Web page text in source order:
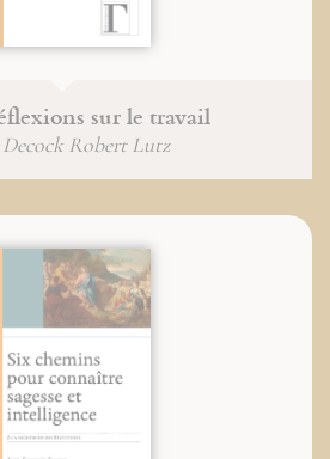
sur le travail
Robert Lutz